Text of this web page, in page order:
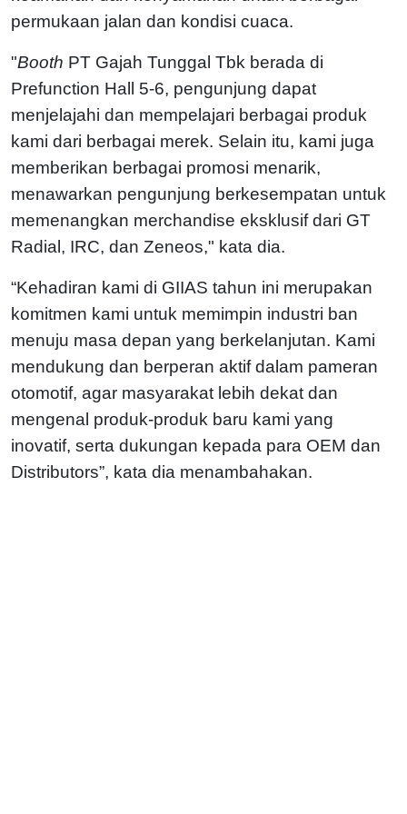
permukaan jalan dan kondisi cuaca.
"Booth PT Gajah Tunggal Tbk berada di
Prefunction Hall 5-6, pengunjung dapat
menjelajahi dan mempelajari berbagai produk
kami dari berbagai merek. Selain itu, kami juga
memberikan berbagai promosi menarik,
menawarkan pengunjung berkesempatan untuk
memenangkan merchandise eksklusif dari GT
Radial, IRC, dan Zeneos," kata dia.
“Kehadiran kami di GIIAS tahun ini merupakan
komitmen kami untuk memimpin industri ban
menuju masa depan yang berkelanjutan. Kami
mendukung dan berperan aktif dalam pameran
otomotif, agar masyarakat lebih dekat dan
mengenal produk-produk baru kami yang
inovatif, serta dukungan kepada para OEM dan
Distributors”, kata dia menambahakan.